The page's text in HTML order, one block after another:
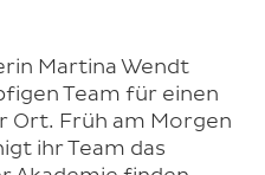
Martina Wendt
Team für einen
Ort. Früh am Morgen
ihr Team das